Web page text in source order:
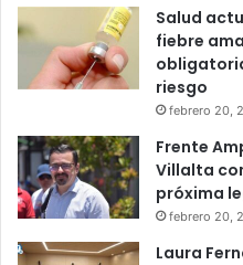
Salud
fiebre
riesgo
febrero 20,
Frente
Villalta
próxima
febrero 20,
Laura